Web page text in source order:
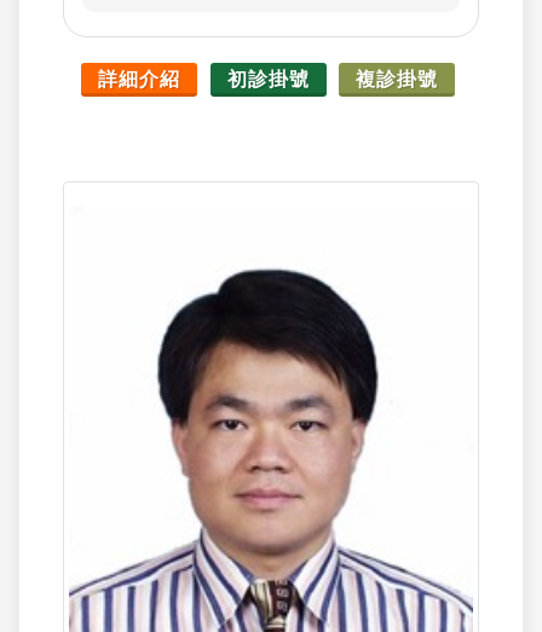
詳細介紹 初診掛號 複診掛號